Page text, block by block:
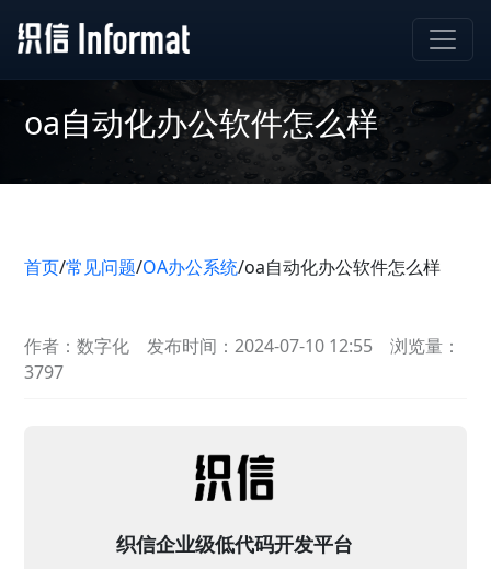
oa自动化办公软件怎么样
首页/常见问题/OA办公系统/oa自动化办公软件怎么样
作者：数字化 发布时间：2024-07-10 12:55
浏览量：
3797
织信企业级低代码开发平台